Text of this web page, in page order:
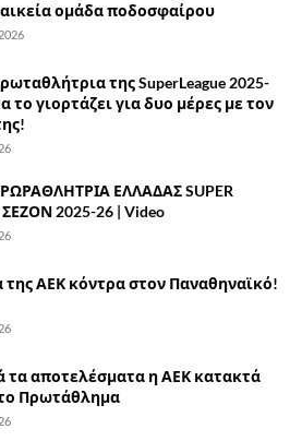
ομάδα ποδοσφαίρου
της SuperLeague 2025-
το γιορτάζει για δυο μέρες με τον
ΕΛΛΑΔΑΣ SUPER
ΣΕΖΟΝ 2025-26 | Video
της ΑΕΚ κόντρα στον Παναθηναϊκό!
τα αποτελέσματα η ΑΕΚ κατακτά
Πρωτάθλημα